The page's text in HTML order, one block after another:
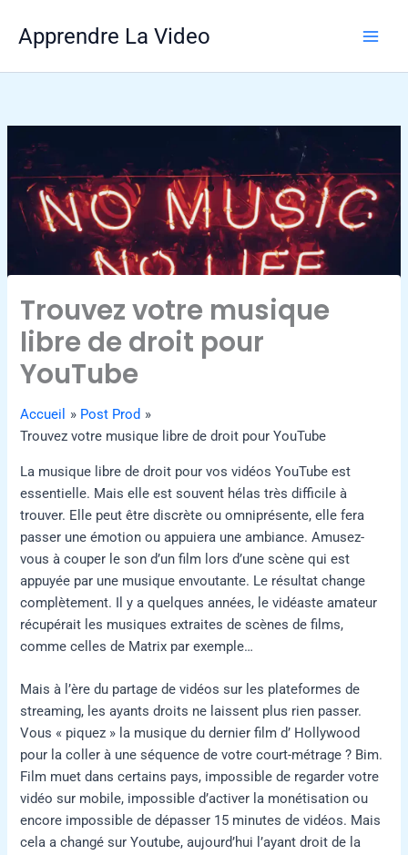
contenu
Apprendre La Video
Trouvez votre musique
libre de droit pour
YouTube
Accueil
Post Prod
Trouvez votre musique libre de droit pour YouTube
La musique libre de droit pour vos vidéos YouTube est
essentielle. Mais elle est souvent hélas très difficile à
trouver. Elle peut être discrète ou omniprésente, elle fera
passer une émotion ou appuiera une ambiance. Amusez-
vous à couper le son d’un film lors d’une scène qui est
appuyée par une musique envoutante. Le résultat change
complètement. Il y a quelques années, le vidéaste amateur
récupérait les musiques extraites de scènes de films,
comme celles de Matrix par exemple…
Mais à l’ère du partage de vidéos sur les plateformes de
streaming, les ayants droits ne laissent plus rien passer.
Vous « piquez » la musique du dernier film d’ Hollywood
pour la coller à une séquence de votre court-métrage ? Bim.
Film muet dans certains pays, impossible de regarder votre
vidéo sur mobile, impossible d’activer la monétisation ou
encore impossible de dépasser 15 minutes de vidéos. Mais
cela a changé sur Youtube, aujourd’hui l’ayant droit de la